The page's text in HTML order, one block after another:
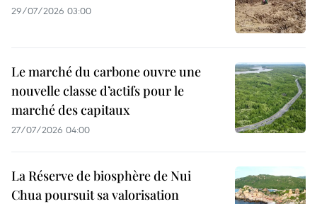
29/07/2026 03:00
Le marché du carbone ouvre une
nouvelle classe d’actifs pour le
marché des capitaux
27/07/2026 04:00
La Réserve de biosphère de Nui
Chua poursuit sa valorisation